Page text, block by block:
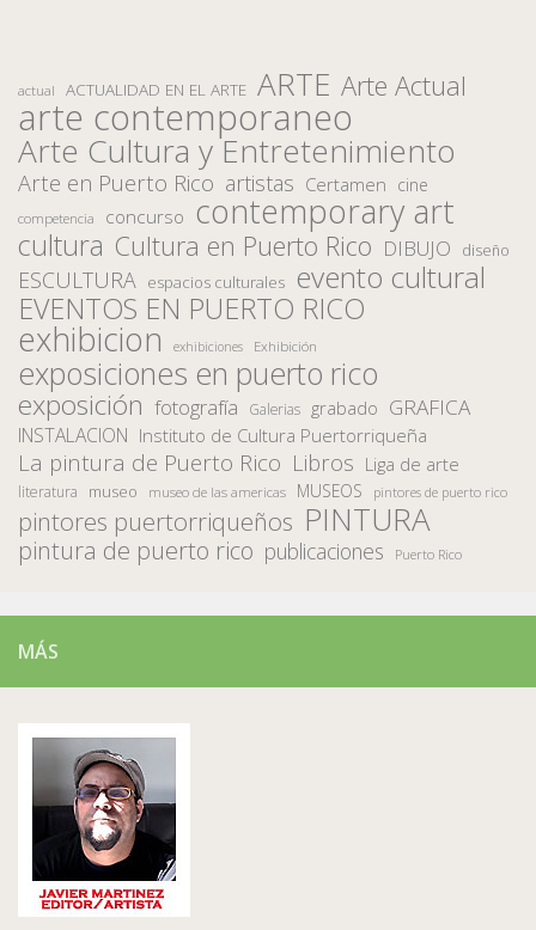
actual ACTUALIDAD EN EL ARTE ARTE Arte Actual
arte contemporaneo
Arte Cultura y Entretenimiento
Arte en Puerto Rico artistas Certamen cine
competencia concurso contemporary art
cultura Cultura en Puerto Rico DIBUJO diseño
ESCULTURA espacios culturales evento cultural
EVENTOS EN PUERTO RICO
exhibicion exhibiciones Exhibición
exposiciones en puerto rico
exposición fotografía Galerias grabado GRAFICA
INSTALACION Instituto de Cultura Puertorriqueña
La pintura de Puerto Rico Libros Liga de arte
literatura museo museo de las americas MUSEOS pintores de puerto rico
pintores puertorriqueños PINTURA
pintura de puerto rico publicaciones Puerto Rico
MÁS